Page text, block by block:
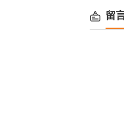
留